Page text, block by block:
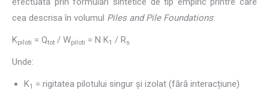
cea descrisa în volumul Piles and Pile Foundations:
Kpiloti = Qtot / Wpiloti = N K1 / Rs
Unde:
K1 = rigitatea pilotului singur și izolat (fără interacțiune)